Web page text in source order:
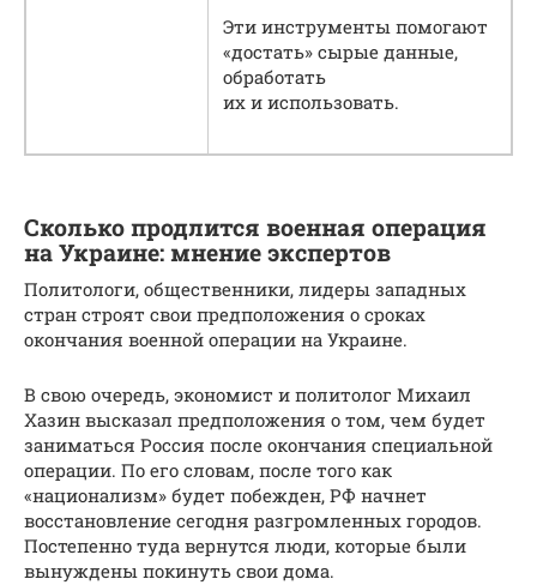
Эти инструменты помогают
«достать» сырые данные,
обработать
их и использовать.
Сколько продлится военная операция
на Украине: мнение экспертов
Политологи, общественники, лидеры западных
стран строят свои предположения о сроках
окончания военной операции на Украине.
В свою очередь, экономист и политолог Михаил
Хазин высказал предположения о том, чем будет
заниматься Россия после окончания специальной
операции. По его словам, после того как
«национализм» будет побежден, РФ начнет
восстановление сегодня разгромленных городов.
Постепенно туда вернутся люди, которые были
вынуждены покинуть свои дома.